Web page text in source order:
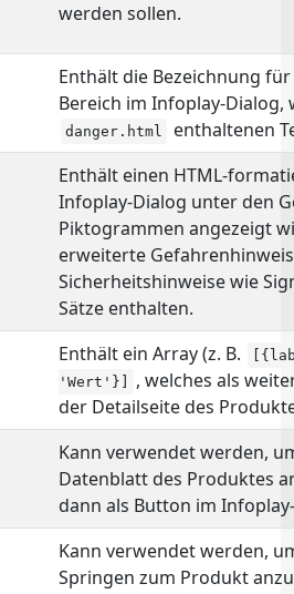
werden sollen.
Enthält die Bezeichnung
Bereich im Infoplay-Dialog,
danger.html
enthaltenen
Enthält einen HTML-
Infoplay-Dialog unter den
Piktogrammen angezeigt
erweiterte
Sicherheitshinweise wie
Sätze enthalten.
Enthält ein Array (z. B.
'Wert'}]
, welches als
der Detailseite des
Kann verwendet werden,
Datenblatt des Produktes
dann als Button im
Kann verwendet werden,
Springen zum Produkt